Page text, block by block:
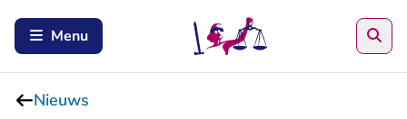
Menu
Nieuws